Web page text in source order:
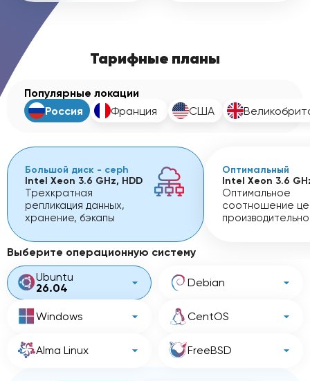
Тарифные планы
Популярные локации
Россия
Франция США
Большой диск - ceph
Intel Xeon 3.6 GHz, HDD
Трехкратная
репликация данных,
хранение, бэкапы
Оптимальный
Intel Xeon 3.6
Оптимальное
соотношение
Выберите операционную систему
Ubuntu
26.04
Debian
Windows CentOS
Alma Linux FreeBSD